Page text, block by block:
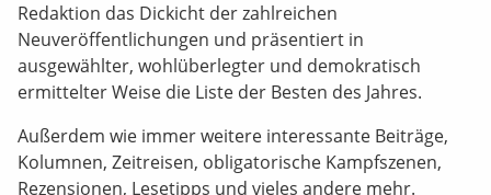
Redaktion das Dickicht der zahlreichen
Neuveröffentlichungen und präsentiert in
ausgewählter, wohlüberlegter und demokratisch
ermittelter Weise die Liste der Besten des Jahres.
Außerdem wie immer weitere interessante Beiträge,
Kolumnen, Zeitreisen, obligatorische Kampfszenen,
Rezensionen, Lesetipps und vieles andere mehr.